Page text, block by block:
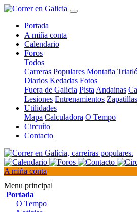
Portada
A miña conta
Calendario
Foros
Todos
Carreras Populares Montaña
Diarios Kedadas Fotos
Fuera de Galicia Pista Andainas
Lesiones Entrenamientos Zapatillas
Utilidades
Mapa Calculadora O Tempo
Circuíto
Contacto
A miña conta
Menu principal
Portada
O Tempo